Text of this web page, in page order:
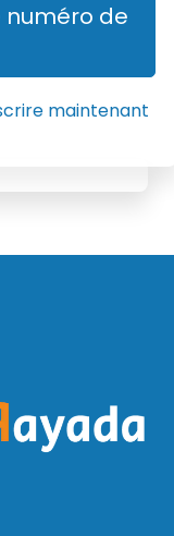
de
maintenant